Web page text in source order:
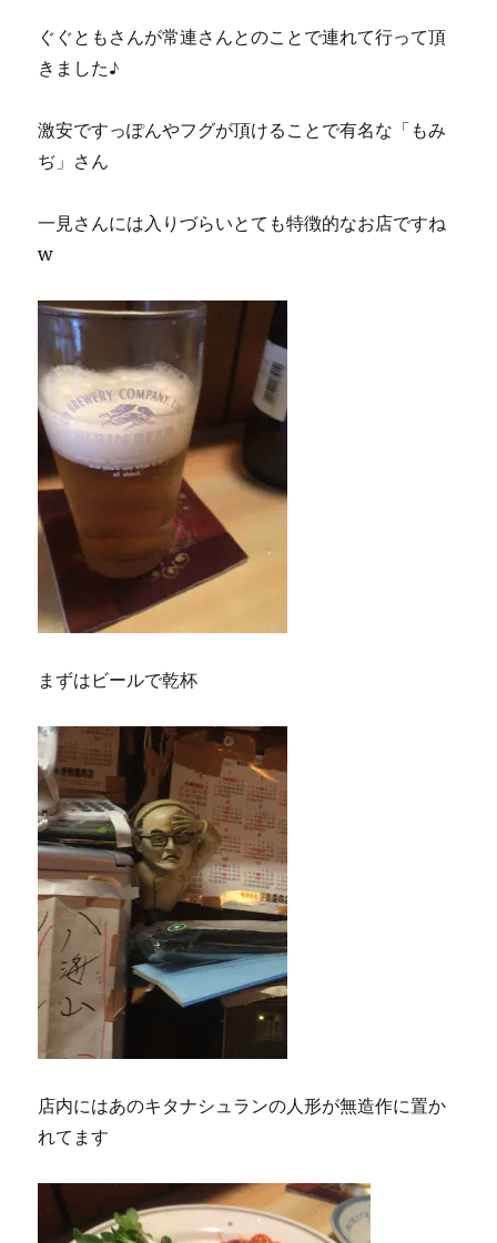
ぐぐともさんが常連さんとのことで連れて行って頂
きました♪
激安ですっぽんやフグが頂けることで有名な「もみ
ぢ」さん
一見さんには入りづらいとても特徴的なお店ですね
w
まずはビールで乾杯
店内にはあのキタナシュランの人形が無造作に置か
れてます